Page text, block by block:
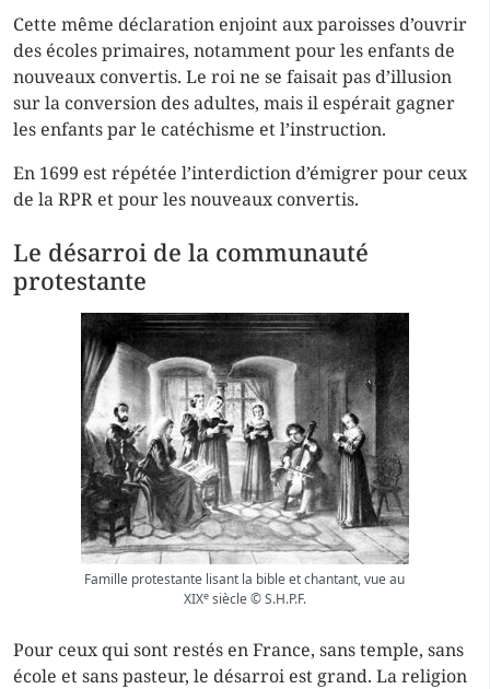
Cette même déclaration enjoint aux paroisses d’ouvrir
des écoles primaires, notamment pour les enfants de
nouveaux convertis. Le roi ne se faisait pas d’illusion
sur la conversion des adultes, mais il espérait gagner
les enfants par le catéchisme et l’instruction.
En 1699 est répétée l’interdiction d’émigrer pour ceux
de la RPR et pour les nouveaux convertis.
Le désarroi de la communauté
protestante
Famille protestante lisant la bible et chantant, vue au
XIXesiècle © S.H.P.F.
Pour ceux qui sont restés en France, sans temple, sans
école et sans pasteur, le désarroi est grand. La religion